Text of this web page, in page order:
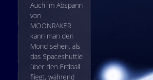
Auch im Abspann
von
MOONRAKER
kann man den
Mond sehen, als
das Spaceshuttle
über den Erdball
fliegt, während